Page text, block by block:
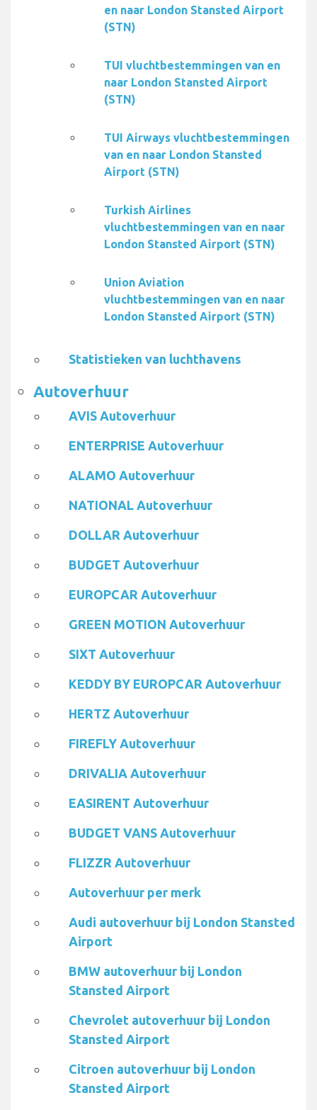
en naar London Stansted Airport
(STN)
TUI vluchtbestemmingen van en
naar London Stansted Airport
(STN)
TUI Airways vluchtbestemmingen
van en naar London Stansted
Airport (STN)
Turkish Airlines
vluchtbestemmingen van en naar
London Stansted Airport (STN)
Union Aviation
vluchtbestemmingen van en naar
London Stansted Airport (STN)
Statistieken van luchthavens
Autoverhuur
AVIS Autoverhuur
ENTERPRISE Autoverhuur
ALAMO Autoverhuur
NATIONAL Autoverhuur
DOLLAR Autoverhuur
BUDGET Autoverhuur
EUROPCAR Autoverhuur
GREEN MOTION Autoverhuur
SIXT Autoverhuur
KEDDY BY EUROPCAR Autoverhuur
HERTZ Autoverhuur
FIREFLY Autoverhuur
DRIVALIA Autoverhuur
EASIRENT Autoverhuur
BUDGET VANS Autoverhuur
FLIZZR Autoverhuur
Autoverhuur per merk
Audi autoverhuur bij London Stansted
Airport
BMW autoverhuur bij London
Stansted Airport
Chevrolet autoverhuur bij London
Stansted Airport
Citroen autoverhuur bij London
Stansted Airport